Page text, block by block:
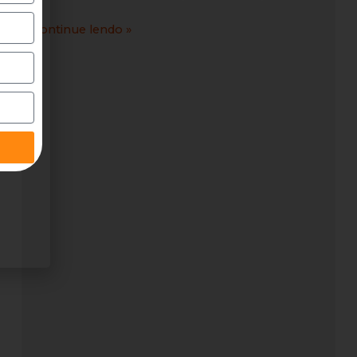
Continue lendo »